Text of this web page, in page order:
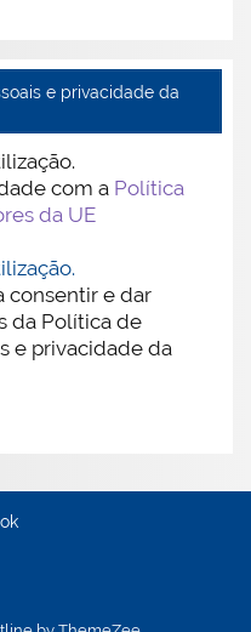
e privacidade da
com a Política
da UE
consentir e dar
da Política de
e privacidade da